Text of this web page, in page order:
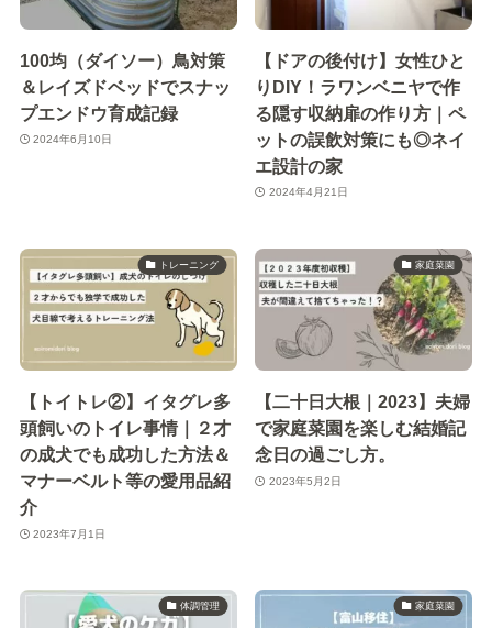
100均（ダイソー）鳥対策
＆レイズドベッドでスナッ
プエンドウ育成記録
2024年6月10日
【ドアの後付け】女性ひと
りDIY！ラワンベニヤで作
る隠す収納扉の作り方｜ペ
ットの誤飲対策にも◎ネイ
エ設計の家
2024年4月21日
トレーニング
【トイトレ②】イタグレ多
頭飼いのトイレ事情｜２才
の成犬でも成功した方法＆
マナーベルト等の愛用品紹
介
2023年7月1日
家庭菜園
【二十日大根｜2023】夫婦
で家庭菜園を楽しむ結婚記
念日の過ごし方。
2023年5月2日
体調管理 家庭菜園